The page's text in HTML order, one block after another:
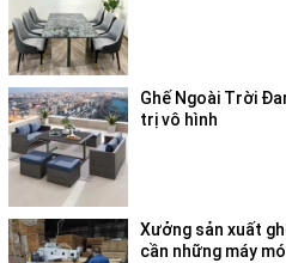
Ghế Ngoài Trời
trị vô hình
Xưởng sản xuất
cần những máy